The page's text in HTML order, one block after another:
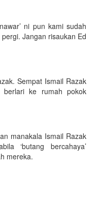
ni pun kami sudah
Jangan risaukan Ed
Sempat Ismail Razak
berlari ke rumah pokok
manakala Ismail Razak
‘butang bercahaya’
mereka.